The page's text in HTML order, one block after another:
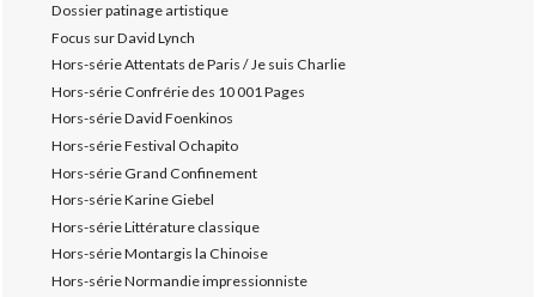
Dossier patinage artistique
Focus sur David Lynch
Hors-série Attentats de Paris / Je suis Charlie
Hors-série Confrérie des 10 001 Pages
Hors-série David Foenkinos
Hors-série Festival Ochapito
Hors-série Grand Confinement
Hors-série Karine Giebel
Hors-série Littérature classique
Hors-série Montargis la Chinoise
Hors-série Normandie impressionniste